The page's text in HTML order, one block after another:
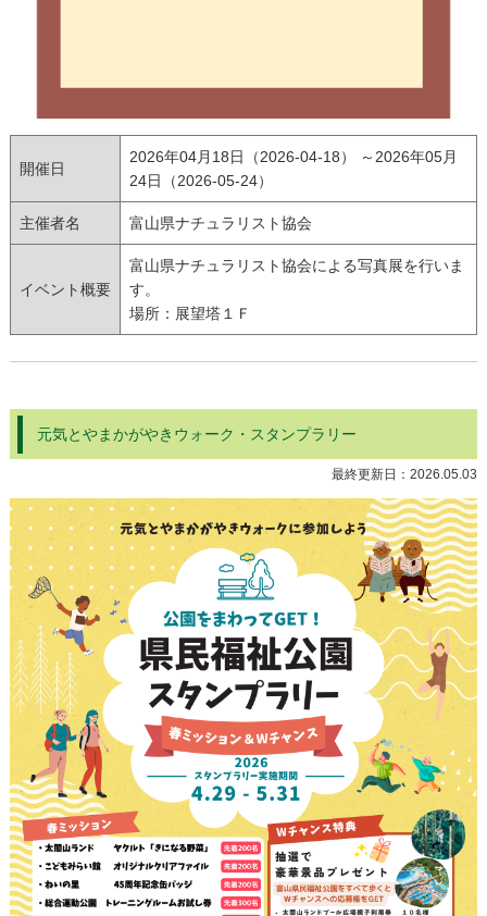
開催日
2026年04月18日（2026-04-18） ～2026年05月
24日（2026-05-24）
主催者名 富山県ナチュラリスト協会
イベント概要
富山県ナチュラリスト協会による写真展を行いま
す。
場所：展望塔１Ｆ
元気とやまかがやきウォーク・スタンプラリー
最終更新日：2026.05.03